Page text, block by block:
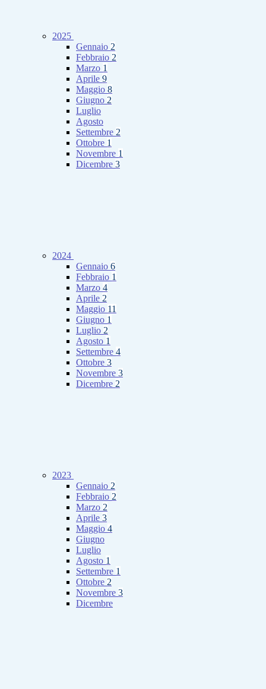
2025
Gennaio 2
Febbraio 2
Marzo 1
Aprile 9
Maggio 8
Giugno 2
Luglio
Agosto
Settembre 2
Ottobre 1
Novembre 1
Dicembre 3
2024
Gennaio 6
Febbraio 1
Marzo 4
Aprile 2
Maggio 11
Giugno 1
Luglio 2
Agosto 1
Settembre 4
Ottobre 3
Novembre 3
Dicembre 2
2023
Gennaio 2
Febbraio 2
Marzo 2
Aprile 3
Maggio 4
Giugno
Luglio
Agosto 1
Settembre 1
Ottobre 2
Novembre 3
Dicembre